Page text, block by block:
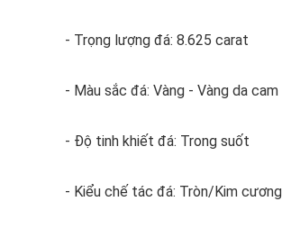
- Trọng lượng đá: 8.625 carat
- Màu sắc đá: Vàng - Vàng da cam
- Độ tinh khiết đá: Trong suốt
- Kiểu chế tác đá: Tròn/Kim cương